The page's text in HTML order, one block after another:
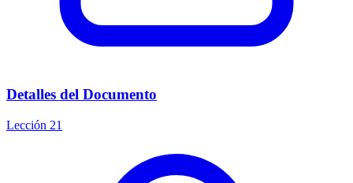
Detalles del Documento
Lección 21